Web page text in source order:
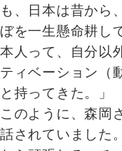
も、日本は昔から
ぼを一生懸命耕し
本人って、自分以
ティベーション（
と持ってきた。」
このように、森岡
話されていました